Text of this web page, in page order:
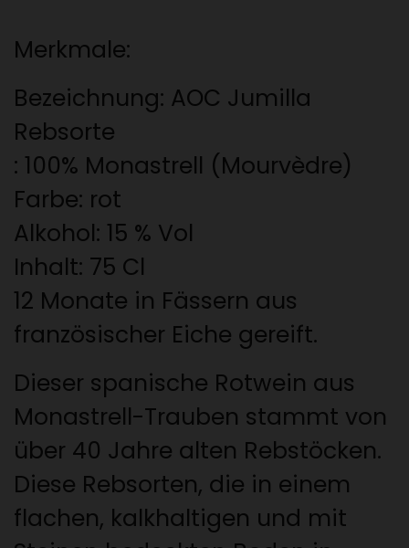
Merkmale:
Bezeichnung: AOC Jumilla
Rebsorte
: 100% Monastrell (Mourvèdre)
Farbe: rot
Alkohol: 15 % Vol
Inhalt: 75 Cl
12 Monate in Fässern aus
französischer Eiche gereift.
Dieser spanische Rotwein aus
Monastrell-Trauben stammt von
über 40 Jahre alten Rebstöcken.
Diese Rebsorten, die in einem
flachen, kalkhaltigen und mit